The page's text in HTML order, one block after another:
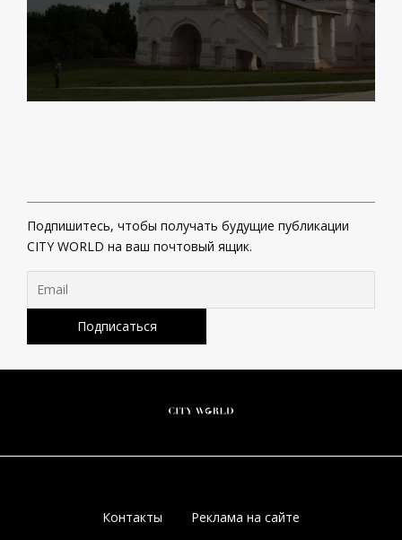
Подпишитесь, чтобы получать будущие публикации
CITY WORLD на ваш почтовый ящик.
Контакты Реклама на сайте